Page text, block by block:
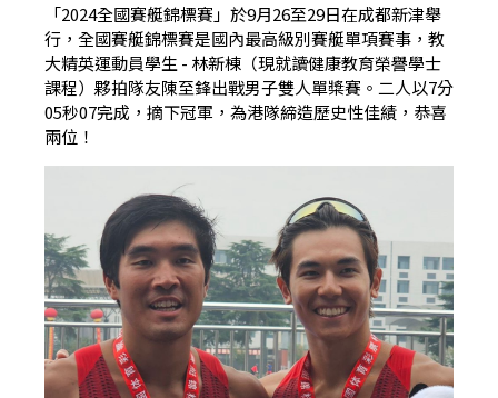
「2024全國賽艇錦標賽」於9月26至29日在成都新津舉
行，全國賽艇錦標賽是國內最高級別賽艇單項賽事，教
大精英運動員學生 - 林新棟（現就讀健康教育榮譽學士
課程）夥拍隊友陳至鋒出戰男子雙人單槳賽。二人以7分
05秒07完成，摘下冠軍，為港隊締造歷史性佳績，恭喜
兩位！